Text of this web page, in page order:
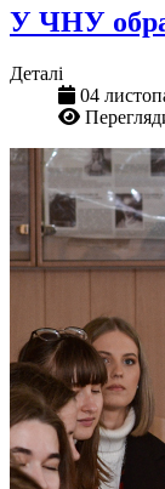
У ЧНУ
Деталі
04